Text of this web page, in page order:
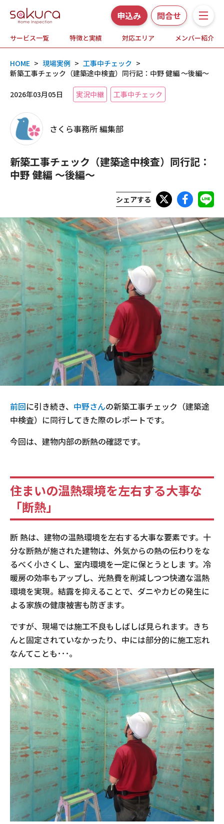
申込み 問合せ
サービス一覧 特徴と実績 対応エリア メンバー紹介
サービス一覧
さくら事務所の特徴と実績
ホームインスペクションとは
対応エリア
メンバー紹介
よくある質問
現場事例・お役立ちコラム
さくら事務所について
採用情報
HOME > 現場実例 > 工事中チェック >
新築工事チェック（建築途中検査）同行記：中野 健編 ～後編～
2026年03月05日 実況中継 工事中チェック
さくら事務所 編集部
新築工事チェック（建築途中検査）同行記：
中野 健編 ～後編～
シェアする
前回に引き続き、 中野さんの新築工事チェック（建築途
中検査）に同行してきた際のレポートです。
今回は、建物内部の断熱の確認です。
住まいの温熱環境を左右する大事な
「断熱」
断 熱は、建物の温熱環境を左右する大事な要素です。十
分な断熱が施された建物は、外気からの熱の伝わりをな
るべく小さくし、室内環境を一定に保とうとしま す。冷
暖房の効率もアップし、光熱費を削減しつつ快適な温熱
環境を実現。結露を抑えることで、ダニやカビの発生に
よる家族の健康被害も防ぎます。
ですが、現場では施工不良もしばしば見られます。きち
んと固定されていなかったり、中には部分的に施工忘れ
なんてことも･･･｡